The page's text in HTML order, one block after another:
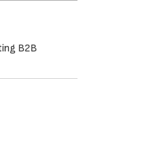
B2B